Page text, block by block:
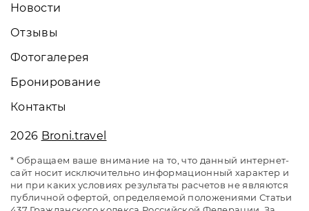
Новости
Отзывы
Фотогалерея
Бронирование
Контакты
2026 Broni.travel
* Обращаем ваше внимание на то, что данный интернет-
сайт носит исключительно информационный характер и
ни при каких условиях результаты расчетов не являются
публичной офертой, определяемой положениями Статьи